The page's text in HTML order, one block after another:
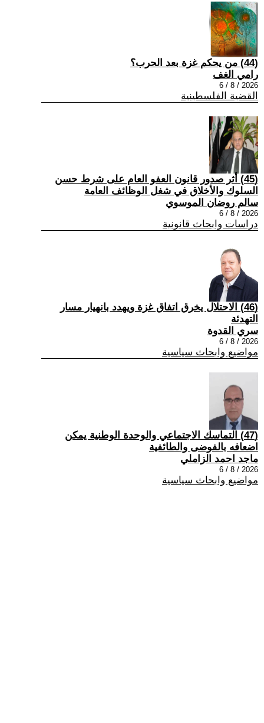
(44) من يحكم غزة بعد الحرب؟
رامي الغف
2026 / 8 / 6
القضية الفلسطينية
(45) أثر صدور قانون العفو العام على شرط حسن
السلوك والأخلاق في شغل الوظائف العامة
سالم روضان الموسوي
2026 / 8 / 6
دراسات وابحاث قانونية
(46) الاحتلال يخرق اتفاق غزة ويهدد بانهيار مسار
التهدئة
سري القدوة
2026 / 8 / 6
مواضيع وابحاث سياسية
(47) التماسك الاجتماعي والوحدة الوطنية يمكن
اضعافه بالفوضى والطائفية
ماجد احمد الزاملي
2026 / 8 / 6
مواضيع وابحاث سياسية